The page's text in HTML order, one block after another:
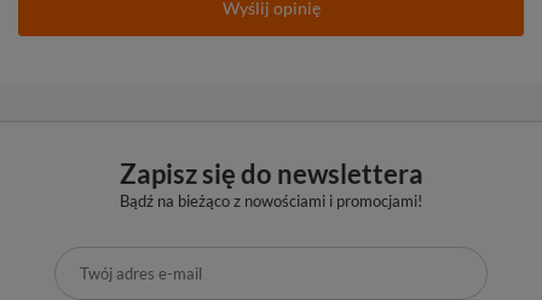
Wyślij opinię
Zapisz się do newslettera
Bądź na bieżąco z nowościami i promocjami!